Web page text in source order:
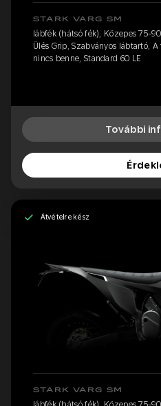
STARK VARG SM
lábfék (hátsó fék), Közepes 75-
Ülés Grip, Szabványos lábtartó,
nincs benne, Standard 60 LE
További
Átvételre kész
STARK VARG SM